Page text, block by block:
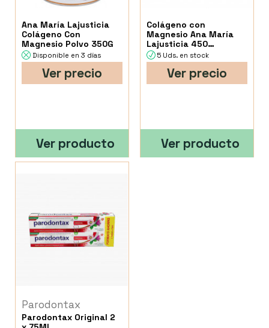
Ana María Lajusticia
Colágeno Con
Magnesio Polvo 350G
Disponible en 3 días
Ver precio
Ver producto
Colágeno con
Magnesio Ana María
Lajusticia 450
Comprimidos
5 Uds. en stock
Ver precio
Ver producto
Parodontax
Parodontax Original 2